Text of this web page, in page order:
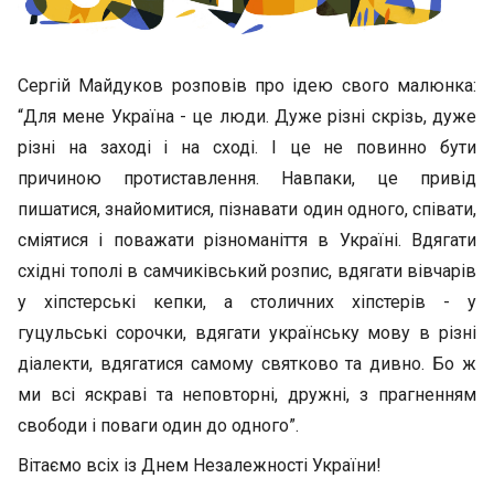
Сергій Майдуков розповів про ідею свого малюнка:
“Для мене Україна - це люди. Дуже різні скрізь, дуже
різні на заході і на сході. І це не повинно бути
причиною протиставлення. Навпаки, це привід
пишатися, знайомитися, пізнавати один одного, співати,
сміятися і поважати різноманіття в Україні. Вдягати
східні тополі в самчиківський розпис, вдягати вівчарів
у хіпстерські кепки, а столичних хіпстерів - у
гуцульські сорочки, вдягати українську мову в різні
діалекти, вдягатися самому святково та дивно. Бо ж
ми всі яскраві та неповторні, дружні, з прагненням
свободи і поваги один до одного”.
Вітаємо всіх із Днем Незалежності України!